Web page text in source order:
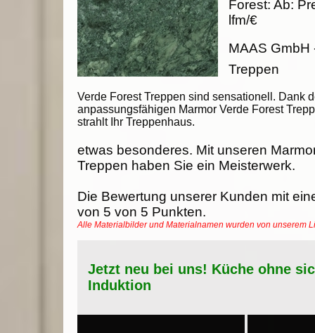
Verde Forest Treppen sind sensationell. Dank
anpassungsfähigen Marmor Verde Forest
strahlt Ihr Treppenhaus.
Forest: Ab:
lfm/€
MAAS GmbH
Treppen
etwas besonderes. Mit unseren
Treppen haben Sie ein Meisterwerk.
Die Bewertung unserer Kunden mit
von 5 von 5 Punkten.
Alle Materialbilder und Materialnamen wurden von unserem
Jetzt neu bei uns! Küche ohne
Induktion